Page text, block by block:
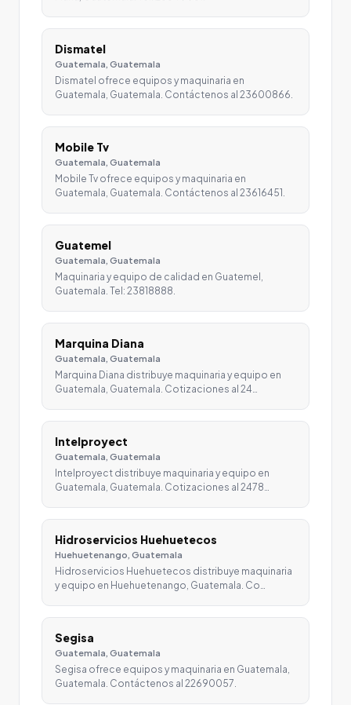
Dismatel
Guatemala, Guatemala
Dismatel ofrece equipos y maquinaria en
Guatemala, Guatemala. Contáctenos al 23600866.
Mobile Tv
Guatemala, Guatemala
Mobile Tv ofrece equipos y maquinaria en
Guatemala, Guatemala. Contáctenos al 23616451.
Guatemel
Guatemala, Guatemala
Maquinaria y equipo de calidad en Guatemel,
Guatemala. Tel: 23818888.
Marquina Diana
Guatemala, Guatemala
Marquina Diana distribuye maquinaria y equipo en
Guatemala, Guatemala. Cotizaciones al 24…
Intelproyect
Guatemala, Guatemala
Intelproyect distribuye maquinaria y equipo en
Guatemala, Guatemala. Cotizaciones al 2478…
Hidroservicios Huehuetecos
Huehuetenango, Guatemala
Hidroservicios Huehuetecos distribuye maquinaria
y equipo en Huehuetenango, Guatemala. Co…
Segisa
Guatemala, Guatemala
Segisa ofrece equipos y maquinaria en Guatemala,
Guatemala. Contáctenos al 22690057.